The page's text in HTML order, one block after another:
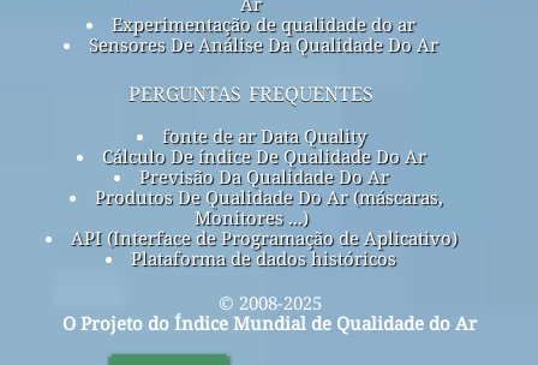
Experimentação de qualidade do ar
Sensores De Análise Da Qualidade Do Ar
perguntas frequentes
fonte de ar Data Quality
Cálculo De índice De Qualidade Do Ar
Previsão Da Qualidade Do Ar
Produtos De Qualidade Do Ar (máscaras,
Monitores ...)
API (Interface de Programação de Aplicativo)
Plataforma de dados históricos
© 2008-2025
O Projeto do Índice Mundial de Qualidade do Ar